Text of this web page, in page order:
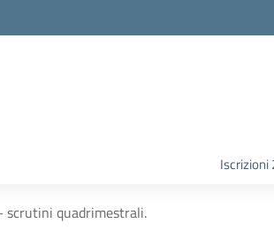
scrutini quadrimestrali.